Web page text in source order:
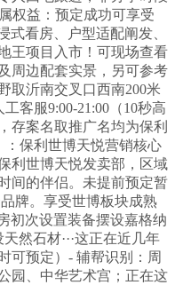
权益：预定成功可享受
式看房、户型适配阐发、
王项目入市！可现场查看
周边配套实景，另可参考
取沂南交叉口西南200米
客服9:00-21:00（10秒高
存案名取推广名均为保利
保利世博天悦营销核心
利世博天悦发卖部，区域
间的伴侣。未提前预定暂
牌。享受世博板块成熟
初次设置装备摆设嘉格纳
然石材···这正在近几年
可预定）- 辅帮识别：周
园、中华艺术宫；正在这